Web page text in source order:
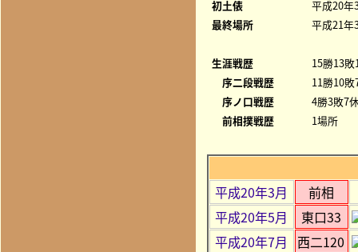
初土俵
平成20年
最終場所
平成21年
生涯戦歴
15勝13
序二段戦歴
11勝10
序ノ口戦歴
4勝3敗7
前相撲戦歴
1場所
平成20年3月
前相
平成20年5月
東口33
平成20年7月
西二120